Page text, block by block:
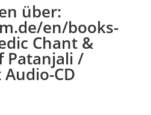
über:
en/books-
Chant &
Patanjali /
CD